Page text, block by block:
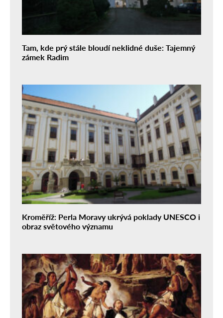
Tam, kde prý stále bloudí neklidné duše: Tajemný
zámek Radim
Kroměříž: Perla Moravy ukrývá poklady UNESCO i
obraz světového významu